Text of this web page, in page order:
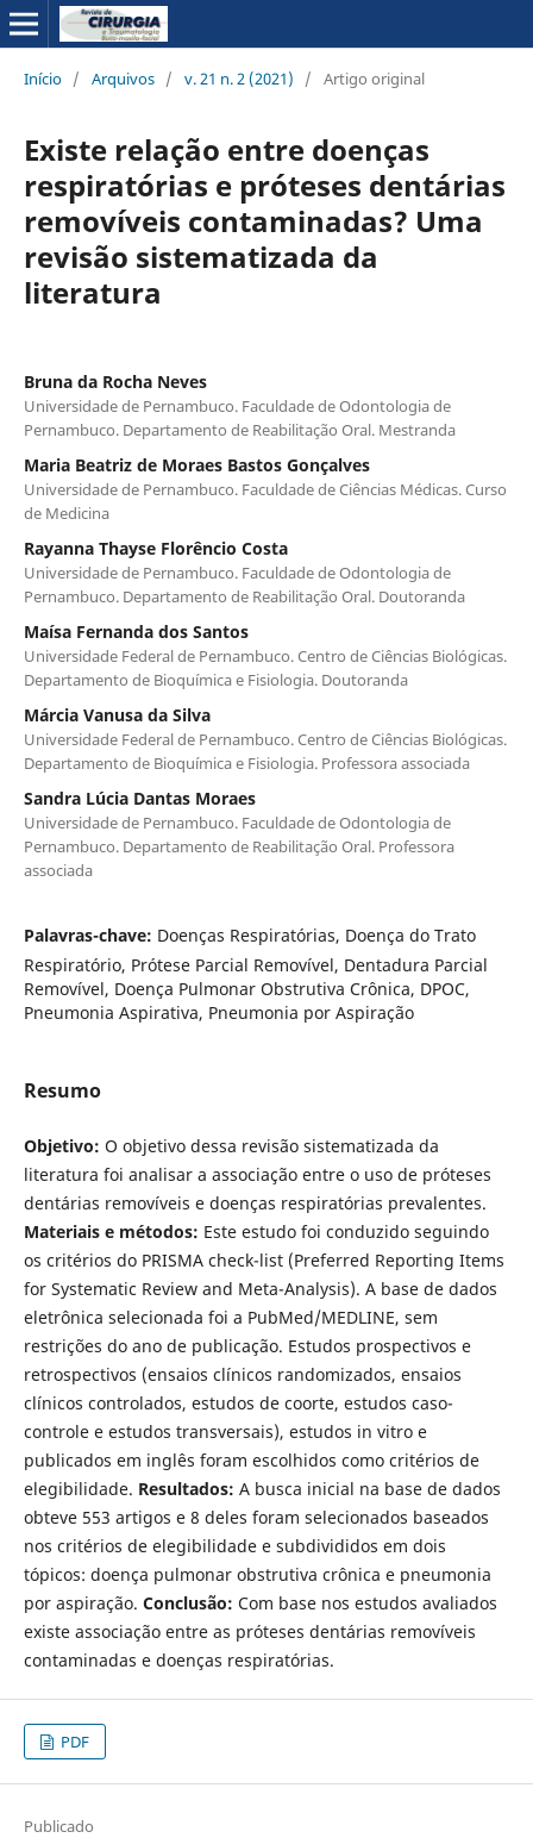
Início / Arquivos / v. 21 n. 2 (2021) / Artigo original
Existe relação entre doenças
respiratórias e próteses dentárias
removíveis contaminadas? Uma
revisão sistematizada da
literatura
Bruna da Rocha Neves
Universidade de Pernambuco. Faculdade de Odontologia de
Pernambuco. Departamento de Reabilitação Oral. Mestranda
Maria Beatriz de Moraes Bastos Gonçalves
Universidade de Pernambuco. Faculdade de Ciências Médicas. Curso
de Medicina
Rayanna Thayse Florêncio Costa
Universidade de Pernambuco. Faculdade de Odontologia de
Pernambuco. Departamento de Reabilitação Oral. Doutoranda
Maísa Fernanda dos Santos
Universidade Federal de Pernambuco. Centro de Ciências Biológicas.
Departamento de Bioquímica e Fisiologia. Doutoranda
Márcia Vanusa da Silva
Universidade Federal de Pernambuco. Centro de Ciências Biológicas.
Departamento de Bioquímica e Fisiologia. Professora associada
Sandra Lúcia Dantas Moraes
Universidade de Pernambuco. Faculdade de Odontologia de
Pernambuco. Departamento de Reabilitação Oral. Professora
associada
Palavras-chave: Doenças Respiratórias, Doença do Trato
Respiratório, Prótese Parcial Removível, Dentadura Parcial
Removível, Doença Pulmonar Obstrutiva Crônica, DPOC,
Pneumonia Aspirativa, Pneumonia por Aspiração
Resumo
Objetivo: O objetivo dessa revisão sistematizada da
literatura foi analisar a associação entre o uso de próteses
dentárias removíveis e doenças respiratórias prevalentes.
Materiais e métodos: Este estudo foi conduzido seguindo
os critérios do PRISMA check-list (Preferred Reporting Items
for Systematic Review and Meta-Analysis). A base de dados
eletrônica selecionada foi a PubMed/MEDLINE, sem
restrições do ano de publicação. Estudos prospectivos e
retrospectivos (ensaios clínicos randomizados, ensaios
clínicos controlados, estudos de coorte, estudos caso-
controle e estudos transversais), estudos in vitro e
publicados em inglês foram escolhidos como critérios de
elegibilidade. Resultados: A busca inicial na base de dados
obteve 553 artigos e 8 deles foram selecionados baseados
nos critérios de elegibilidade e subdivididos em dois
tópicos: doença pulmonar obstrutiva crônica e pneumonia
por aspiração. Conclusão: Com base nos estudos avaliados
existe associação entre as próteses dentárias removíveis
contaminadas e doenças respiratórias.
PDF
Publicado